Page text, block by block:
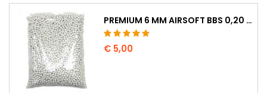
PREMIUM 6 MM AIRSOFT BBS 0,20 G - 1000 KOGELS, NO-JAM, RECHT SCHIETEND
€ 5,00